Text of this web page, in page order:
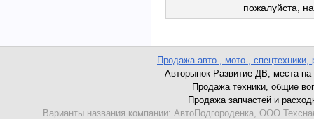
пожалуйста,
Продажа авто-, мото-,
Авторынок Развитие ДВ, места на
Продажа техники, общие
Продажа запчастей и
Варианты названия компании: АвтоПодгороденка, ООО